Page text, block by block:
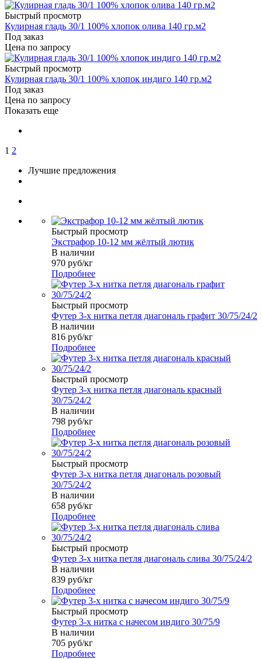
Быстрый просмотр
Кулирная гладь 30/1 100% хлопок олива 140 гр.м2
Под заказ
Цена по запросу
Быстрый просмотр
Кулирная гладь 30/1 100% хлопок индиго 140 гр.м2
Под заказ
Цена по запросу
Показать еще
1 2
Лучшие предложения
Быстрый просмотр
Экстрафор 10-12 мм жёлтый лютик
В наличии
970 руб/кг
Подробнее
Быстрый просмотр
Футер 3-х нитка петля диагональ графит 30/75/24/2
В наличии
816 руб/кг
Подробнее
Быстрый просмотр
Футер 3-х нитка петля диагональ красный
30/75/24/2
В наличии
798 руб/кг
Подробнее
Быстрый просмотр
Футер 3-х нитка петля диагональ розовый
30/75/24/2
В наличии
658 руб/кг
Подробнее
Быстрый просмотр
Футер 3-х нитка петля диагональ слива 30/75/24/2
В наличии
839 руб/кг
Подробнее
Быстрый просмотр
Футер 3-х нитка с начесом индиго 30/75/9
В наличии
705 руб/кг
Подробнее